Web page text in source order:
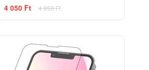
4 050 Ft
4 950 Ft